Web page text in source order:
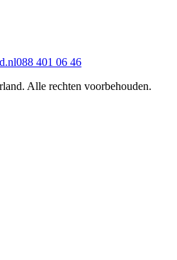
088 401 06 46
. Alle rechten voorbehouden.